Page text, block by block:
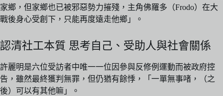
家鄉，但家鄉也已被邪惡勢力摧殘，主角佛羅多（Frodo）在大
戰後身心受創下，只能再度遠走他鄉」。
認清社工本質 思考自己、受助人與社會關係
許麗明是六位受訪者中唯一一位因參與反修例運動而被政府控
告，雖然最終獲判無罪，但仍猶有餘悸，「一單無事啫，（之
後）可以有其他嘛」。